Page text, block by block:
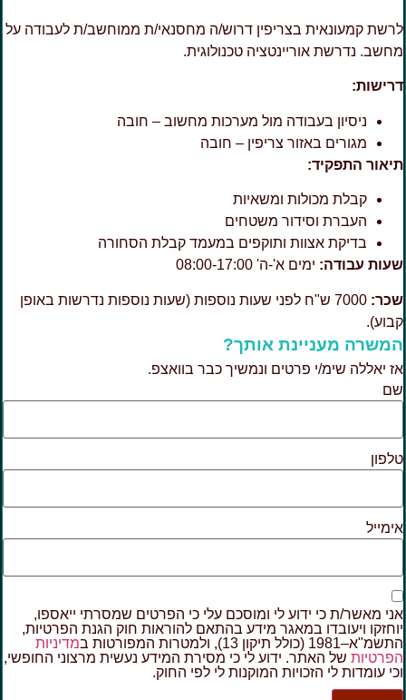
קמעונאית בצריפין דרוש/ה מחסנאי/ת ממוחשב/ת לעבודה על
נדרשת אוריינטציה טכנולוגית.
ניסיון בעבודה מול מערכות מחשוב – חובה
מגורים באזור צריפין – חובה
התפקיד:
קבלת מכולות ומשאיות
העברת וסידור משטחים
בדיקת אצוות ותוקפים במעמד קבלת הסחורה
עבודה:ימים א'-ה' 08:00-17:00
7000 ש"ח לפני שעות נוספות (שעות נוספות נדרשות באופן
מעניינת אותך?
יאללה שימ/י פרטים ונמשיך כבר בוואצפ.
מאשר/ת כי ידוע לי ומוסכם עלי כי הפרטים שמסרתי ייאספו,
ויעובדו במאגר מידע בהתאם להוראות חוק הגנת הפרטיות,
(כולל תיקון 13), ולמטרות המפורטות ב
מדיניות
של האתר. ידוע לי כי מסירת המידע נעשית מרצוני החופשי,
עומדות לי הזכויות המוקנות לי לפי החוק.